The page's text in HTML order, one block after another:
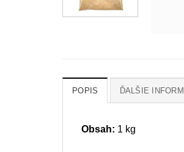
POPIS ĎALŠIE
Obsah: 1 kg